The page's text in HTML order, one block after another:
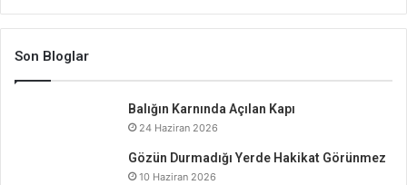
Son Bloglar
Balığın Karnında Açılan Kapı
24 Haziran 2026
Gözün Durmadığı Yerde Hakikat Görünmez
10 Haziran 2026